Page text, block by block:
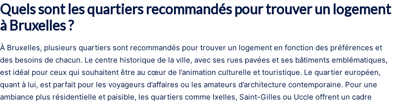
Quels sont les quartiers recommandés pour trouver un logement
à Bruxelles ?
À Bruxelles, plusieurs quartiers sont recommandés pour trouver un logement en fonction des préférences et
des besoins de chacun. Le centre historique de la ville, avec ses rues pavées et ses bâtiments emblématiques,
est idéal pour ceux qui souhaitent être au cœur de l’animation culturelle et touristique. Le quartier européen,
quant à lui, est parfait pour les voyageurs d’affaires ou les amateurs d’architecture contemporaine. Pour une
ambiance plus résidentielle et paisible, les quartiers comme Ixelles, Saint-Gilles ou Uccle offrent un cadre